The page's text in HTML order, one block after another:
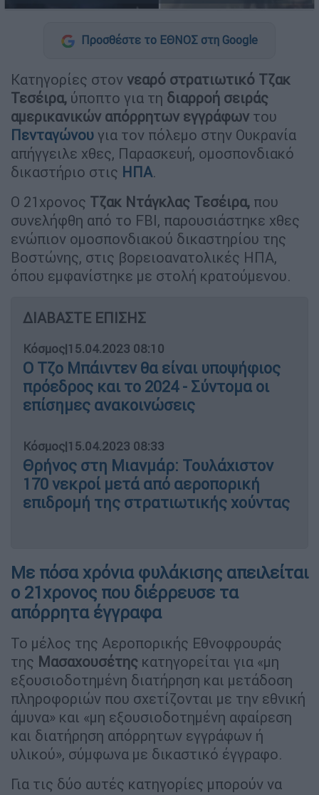
Προσθέστε το ΕΘΝΟΣ στη Google
Κατηγορίες στον νεαρό στρατιωτικό Τζακ
Τεσέιρα, ύποπτο για τη διαρροή σειράς
αμερικανικών απόρρητων εγγράφων του
Πενταγώνου για τον πόλεμο στην Ουκρανία
απήγγειλε χθες, Παρασκευή, ομοσπονδιακό
δικαστήριο στις ΗΠΑ.
Ο 21χρονος Τζακ Ντάγκλας Τεσέιρα, που
συνελήφθη από το FBI, παρουσιάστηκε χθες
ενώπιον ομοσπονδιακού δικαστηρίου της
Βοστώνης, στις βορειοανατολικές ΗΠΑ,
όπου εμφανίστηκε με στολή κρατούμενου.
ΔΙΑΒΑΣΤΕ ΕΠΙΣΗΣ
Κόσμος|15.04.2023 08:10
Ο Τζο Μπάιντεν θα είναι υποψήφιος
πρόεδρος και το 2024 - Σύντομα οι
επίσημες ανακοινώσεις
Κόσμος|15.04.2023 08:33
Θρήνος στη Μιανμάρ: Τουλάχιστον
170 νεκροί μετά από αεροπορική
επιδρομή της στρατιωτικής χούντας
Με πόσα χρόνια φυλάκισης απειλείται
ο 21χρονος που διέρρευσε τα
απόρρητα έγγραφα
Το μέλος της Αεροπορικής Εθνοφρουράς
της Μασαχουσέτης κατηγορείται για «μη
εξουσιοδοτημένη διατήρηση και μετάδοση
πληροφοριών που σχετίζονται με την εθνική
άμυνα» και «μη εξουσιοδοτημένη αφαίρεση
και διατήρηση απόρρητων εγγράφων ή
υλικού», σύμφωνα με δικαστικό έγγραφο.
Για τις δύο αυτές κατηγορίες μπορούν να